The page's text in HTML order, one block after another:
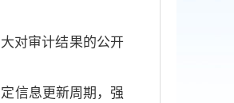
对审计结果的公开
信息更新周期，强